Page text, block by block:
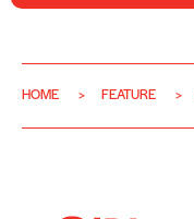
HOME FEATURE